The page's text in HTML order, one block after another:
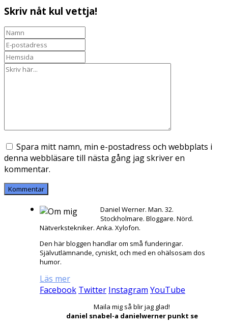
Skriv nåt kul vettja!
Spara mitt namn, min e-postadress och webbplats i
denna webbläsare till nästa gång jag skriver en
kommentar.
Daniel Werner. Man. 32.
Stockholmare. Bloggare. Nörd.
Nätverkstekniker. Anka. Xylofon.
Den här bloggen handlar om små funderingar.
Självutlämnande, cyniskt, och med en ohälsosam dos
humor.
Läs mer
Facebook Twitter Instagram YouTube
Maila mig så blir jag glad!
daniel snabel-a danielwerner punkt se